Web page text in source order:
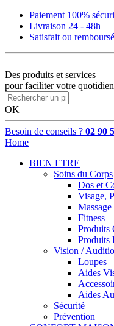
Paiement 100%
Livraison 24 - 48h
Satisfait ou
Des produits et services
pour faciliter votre quotidien
OK
Besoin de conseils ? 02 90
Home
BIEN ETRE
Soins du Corps
Dos et
Visage,
Massage
Fitness
Produits
Produits
Vision /
Loupes
Aides
Aides
Sécurité
Prévention